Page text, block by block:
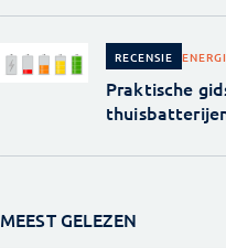
RECENSIE
Praktische
MEEST GELEZEN